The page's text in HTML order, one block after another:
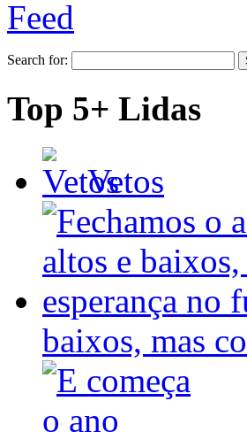
Search for:
Top 5+ Lidas
Vetos
baixos, mas